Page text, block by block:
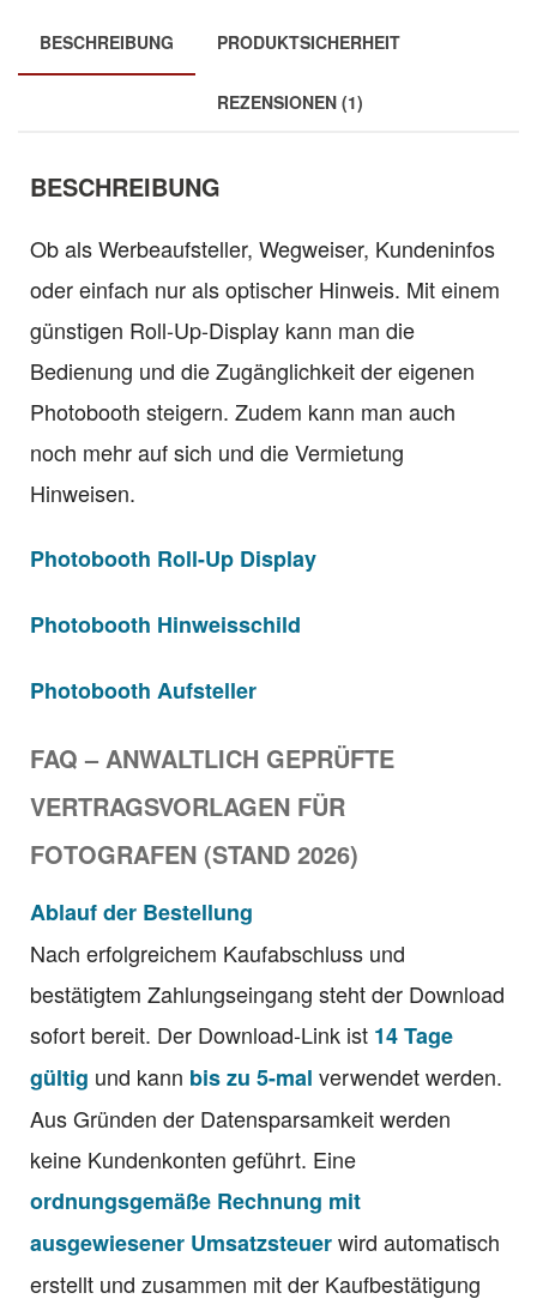
BESCHREIBUNG PRODUKTSICHERHEIT
REZENSIONEN (1)
BESCHREIBUNG
Ob als Werbeaufsteller, Wegweiser, Kundeninfos
oder einfach nur als optischer Hinweis. Mit einem
günstigen Roll-Up-Display kann man die
Bedienung und die Zugänglichkeit der eigenen
Photobooth steigern. Zudem kann man auch
noch mehr auf sich und die Vermietung
Hinweisen.
Photobooth Roll-Up Display
Photobooth Hinweisschild
Photobooth Aufsteller
FAQ – ANWALTLICH GEPRÜFTE
VERTRAGSVORLAGEN FÜR
FOTOGRAFEN (STAND 2026)
Ablauf der Bestellung
Nach erfolgreichem Kaufabschluss und
bestätigtem Zahlungseingang steht der Download
sofort bereit. Der Download-Link ist 14 Tage
gültig und kann bis zu 5-mal verwendet werden.
Aus Gründen der Datensparsamkeit werden
keine Kundenkonten geführt. Eine
ordnungsgemäße Rechnung mit
ausgewiesener Umsatzsteuerwird automatisch
erstellt und zusammen mit der Kaufbestätigung